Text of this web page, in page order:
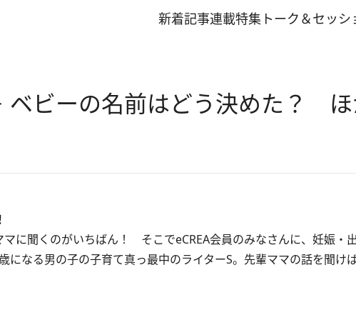
新着記事連載特集 トーク＆セッシ
ベビーの名前はどう決めた？
に聞くのがいちばん！ そこでeCREA会員のみなさんに、妊娠・
なる男の子の子育て真っ最中のライターS。先輩ママの話を聞け